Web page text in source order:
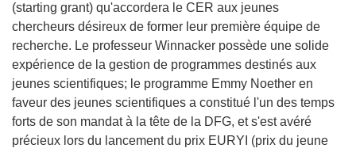
(starting grant) qu'accordera le CER aux jeunes
chercheurs désireux de former leur première équipe de
recherche. Le professeur Winnacker possède une solide
expérience de la gestion de programmes destinés aux
jeunes scientifiques; le programme Emmy Noether en
faveur des jeunes scientifiques a constitué l'un des temps
forts de son mandat à la tête de la DFG, et s'est avéré
précieux lors du lancement du prix EURYI (prix du jeune